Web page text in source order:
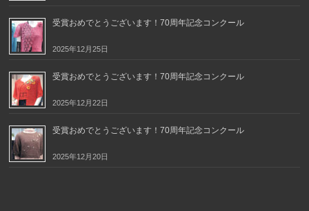
受賞おめでとうございます！70周年記念コンクール
2025年12月25日
受賞おめでとうございます！70周年記念コンクール
2025年12月22日
受賞おめでとうございます！70周年記念コンクール
2025年12月20日